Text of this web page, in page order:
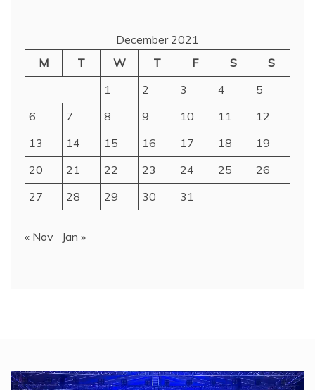
December 2021
M
T W T F S
S
1
2 3 4
5
6
7 8 9 10 11
12
13
14 15 16 17 18
19
20
21 22 23 24 25
26
27
28 29 30 31
« Nov Jan »
Video